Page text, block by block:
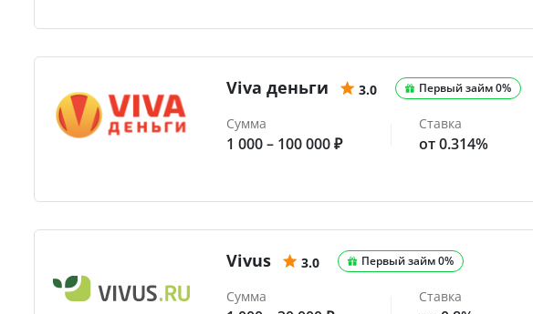
Viva деньги 3.0 Первый займ 0%
Сумма
1 000 – 100 000 ₽
Ставка
от 0.314%
Vivus 3.0 Первый займ 0%
Сумма Ставка